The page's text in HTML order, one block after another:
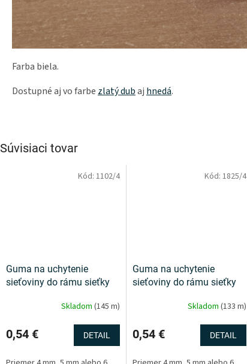
Súvisiaci tovar
Guma na uchytenie
sieťoviny do rámu sieťky
Skladom (145 m)
0,54 € DETAIL
Kód: 1102/4
Guma na uchytenie
sieťoviny do rámu sieťky
Skladom (133 m)
0,54 € DETAIL
Kód: 1825/4
Farba biela.
Dostupné aj vo farbe zlatý dubaj hnedá.